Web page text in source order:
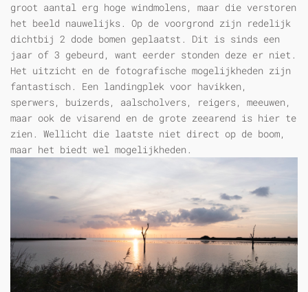
groot aantal erg hoge windmolens, maar die verstoren
het beeld nauwelijks. Op de voorgrond zijn redelijk
dichtbij 2 dode bomen geplaatst. Dit is sinds een
jaar of 3 gebeurd, want eerder stonden deze er niet.
Het uitzicht en de fotografische mogelijkheden zijn
fantastisch. Een landingplek voor havikken,
sperwers, buizerds, aalscholvers, reigers, meeuwen,
maar ook de visarend en de grote zeearend is hier te
zien. Wellicht die laatste niet direct op de boom,
maar het biedt wel mogelijkheden.